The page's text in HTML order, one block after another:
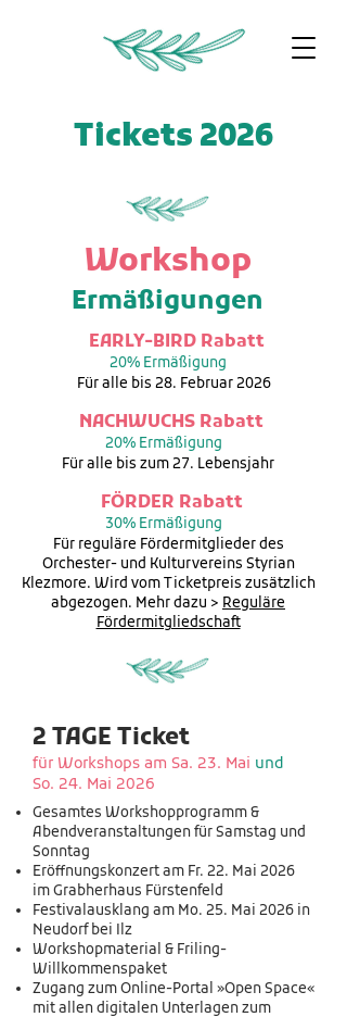
Tickets 2026
Workshop
Ermäßigungen
EARLY-BIRD Rabatt
20% Ermäßigung
Für alle bis 28. Februar 2026
NACHWUCHS Rabatt
20% Ermäßigung
Für alle bis zum 27. Lebensjahr
FÖRDER Rabatt
30% Ermäßigung
Für reguläre Fördermitglieder des
Orchester- und Kulturvereins Styrian
Klezmore. Wird vom Ticketpreis zusätzlich
abgezogen. Mehr dazu > Reguläre
Fördermitgliedschaft
2 TAGE Ticket
für Workshops am Sa. 23. Mai und
So. 24. Mai 2026
Gesamtes Workshopprogramm &
Abendveranstaltungen für Samstag und
Sonntag
Eröffnungskonzert am Fr. 22. Mai 2026
im Grabherhaus Fürstenfeld
Festivalausklang am Mo. 25. Mai 2026 in
Neudorf bei Ilz
Workshopmaterial & Friling-
Willkommenspaket
Zugang zum Online-Portal »Open Space«
mit allen digitalen Unterlagen zum